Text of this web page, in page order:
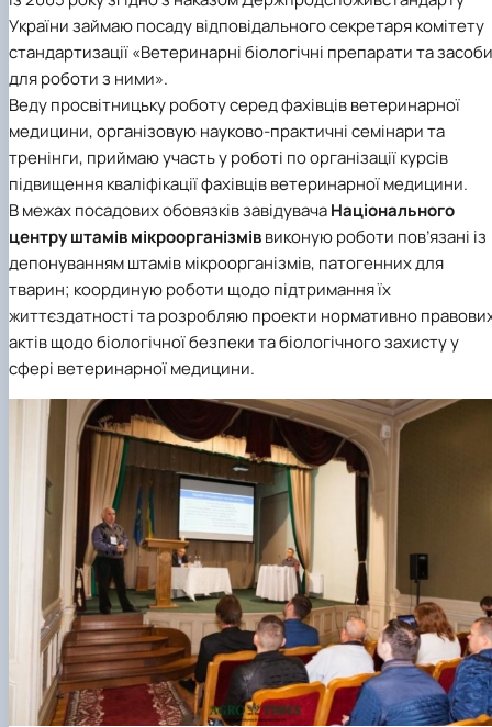
України займаю посаду відповідального секретарякомітету
стандартизації «Ветеринарні біологічні препарати та засоби
для роботи з ними».
Веду просвітницьку роботу серед фахівців ветеринарної
медицини, організовую науково-практичні семінари та
тренінги, приймаю участь у роботі по організації курсів
підвищення кваліфікації фахівців ветеринарної медицини.
В межах посадових обовязків завідувачаНаціонального
центру штамів мікроорганізміввиконую роботи пов’язані із
депонуванням штамів мікроорганізмів, патогенних для
тварин; координую роботи щодо підтримання їх
життєздатності та розробляю проекти нормативно
актів щодо біологічної безпеки та біологічного захисту у
сфері ветеринарної медицини.